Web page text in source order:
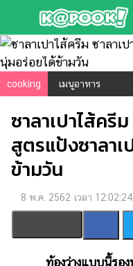
ข่าว-
ความ
รู้
บันเทิง
ตรวจ
หวย
ผล
cooking เมนูอาหาร
ซาลาเปาไส้ครี
สูตรแป้งซาลา
ข้ามวัน
8 พ.ค. 2562 เวลา 12:02:24
ท้องว่างแบบนี้รอ